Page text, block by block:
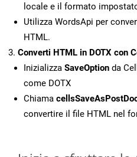
locale e il formato
Utilizza WordsApi per
HTML.
Converti HTML in DOTX con
Inizializza SaveOption da
come DOTX
Chiama
convertire il file HTML nel